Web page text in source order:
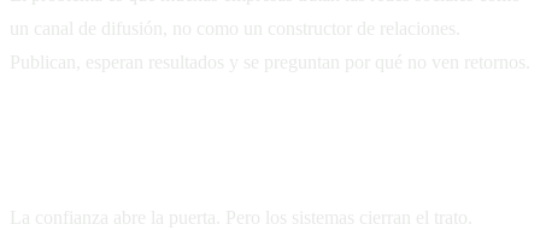
un canal de difusión, no como un constructor de relaciones.
Publican, esperan resultados y se preguntan por qué no ven retornos.
La confianza abre la puerta. Pero los sistemas cierran el trato.